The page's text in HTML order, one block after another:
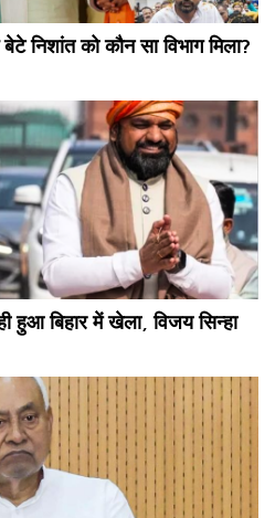
निशांत को कौन सा विभाग मिला?
हुआ बिहार में खेला, विजय सिन्हा